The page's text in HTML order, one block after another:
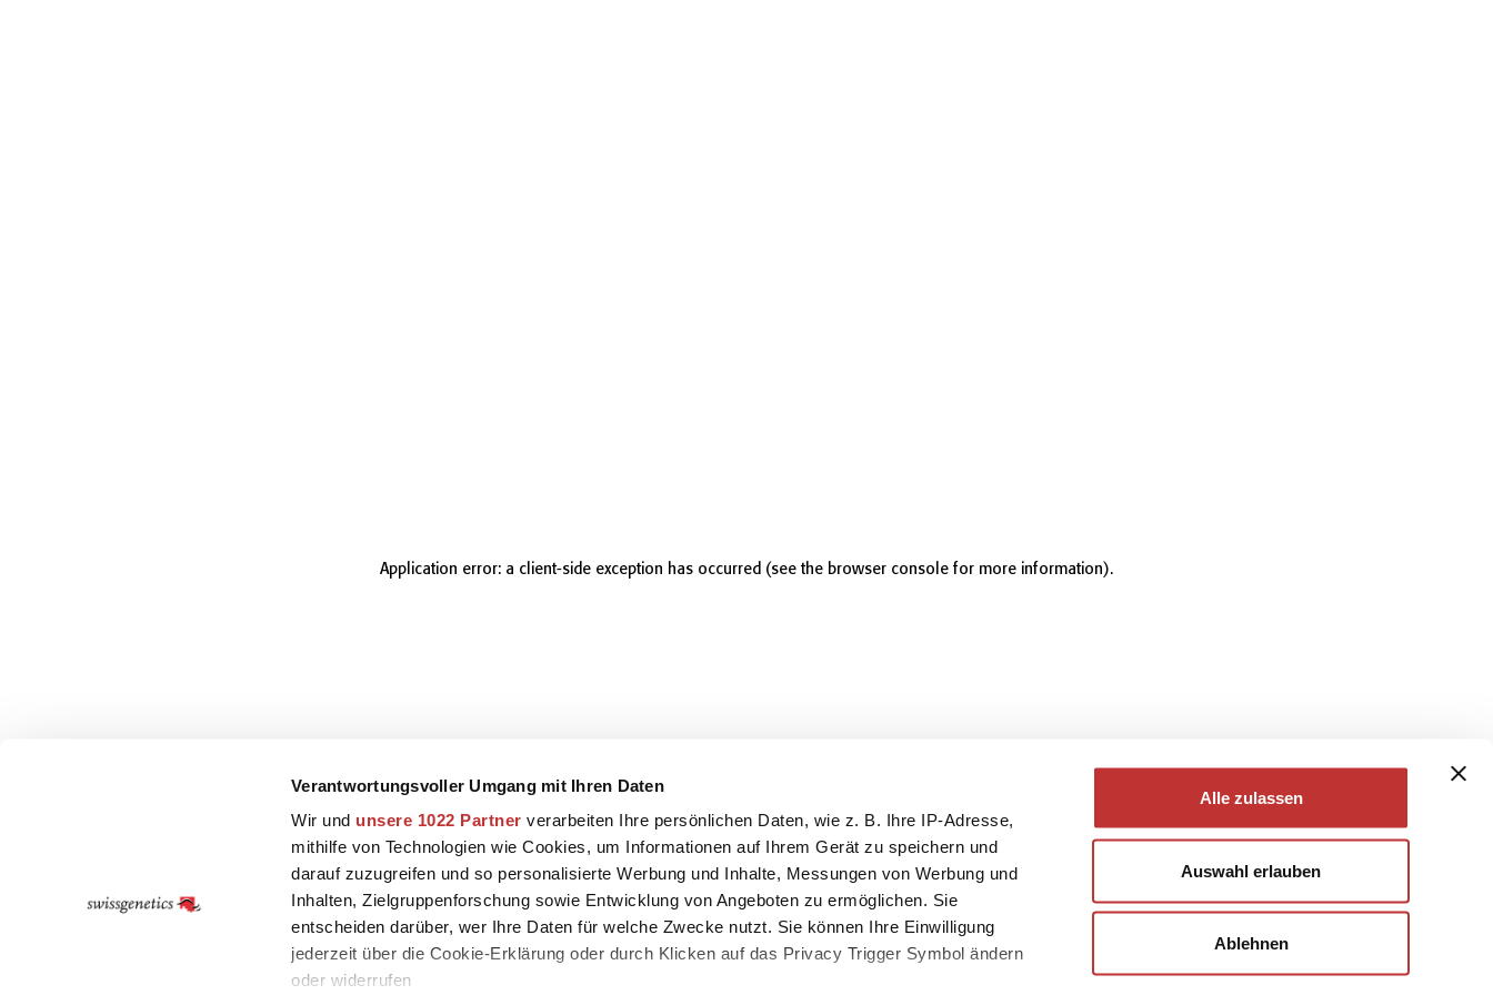
Verantwortungsvoller Umgang mit Ihren Daten
Wir und unsere 1022 Partner verarbeiten Ihre persönlichen Daten, wie z. B. Ihre IP-Adresse,
mithilfe von Technologien wie Cookies, um Informationen auf Ihrem Gerät zu speichern und
darauf zuzugreifen und so personalisierte Werbung und Inhalte, Messungen von Werbung und
Inhalten, Zielgruppenforschung sowie Entwicklung von Angeboten zu ermöglichen. Sie
entscheiden darüber, wer Ihre Daten für welche Zwecke nutzt. Sie können Ihre Einwilligung
jederzeit über die Cookie-Erklärung oder durch Klicken auf das Privacy Trigger Symbol ändern
oder widerrufen
Alle zulassen
Auswahl erlauben
Ablehnen
Application error: a client-side exception has occurred (see the browser console for more information).